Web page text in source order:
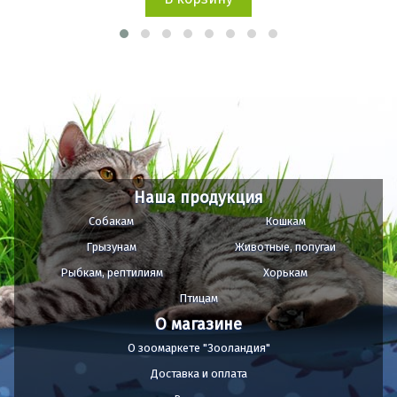
Наша продукция
Собакам
Кошкам
Грызунам
Животные, попугаи
Рыбкам, рептилиям
Хорькам
Птицам
О магазине
О зоомаркете "Зооландия"
Доставка и оплата